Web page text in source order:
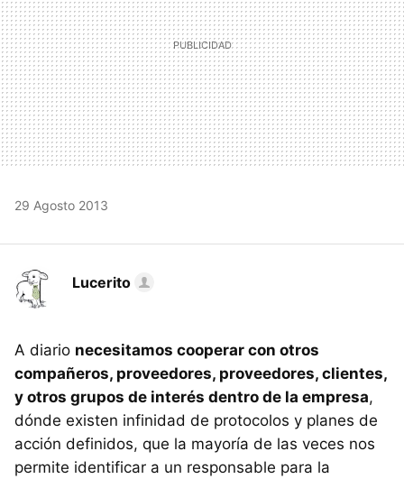
29 Agosto 2013
Lucerito
A diario necesitamos cooperar con otros
compañeros, proveedores, proveedores, clientes,
y otros grupos de interés dentro de la empresa,
dónde existen infinidad de protocolos y planes de
acción definidos, que la mayoría de las veces nos
permite identificar a un responsable para la